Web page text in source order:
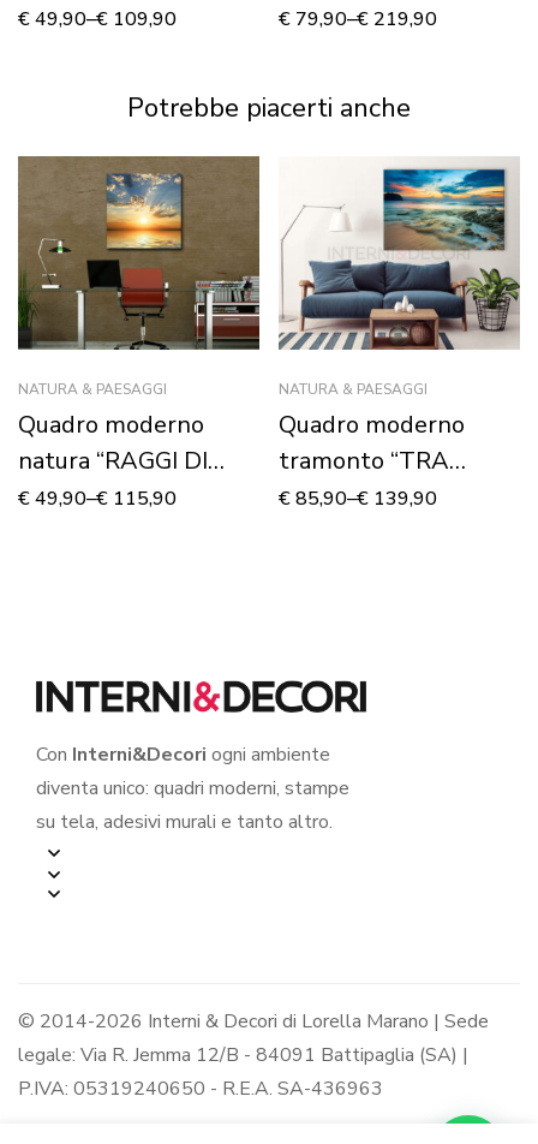
D’ORO” – Stampa su
€49,90–€ 109,90
ROSSO” – Stampa su
€ 79,90–€ 219,90
Potrebbe piacerti anche
NATURA & PAESAGGI
Quadro moderno
natura “RAGGI DI
SOLE SUL MARE” –
€49,90–€ 115,90
NATURA & PAESAGGI
Quadro moderno
tramonto “TRA
MARE E CIELO” –
€85,90–€ 139,90
Con Interni&Decori ogni ambiente
diventa unico: quadri moderni, stampe
su tela, adesivi murali e tanto altro.
© 2014-2026 Interni & Decori di Lorella Marano | Sede
legale: Via R. Jemma 12/B - 84091 Battipaglia (SA) |
P.IVA: 05319240650 - R.E.A. SA-436963